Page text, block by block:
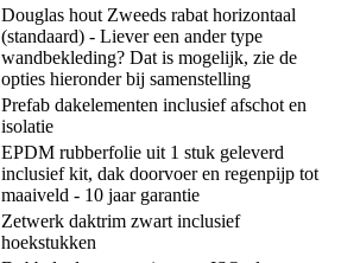
Douglas hout Zweeds rabat horizontaal
(standaard) - Liever een ander type
wandbekleding? Dat is mogelijk, zie de
opties hieronder bij samenstelling
Prefab dakelementen inclusief afschot en
isolatie
EPDM rubberfolie uit 1 stuk geleverd
inclusief kit, dak doorvoer en regenpijp tot
maaiveld - 10 jaar garantie
Zetwerk daktrim zwart inclusief
hoekstukken